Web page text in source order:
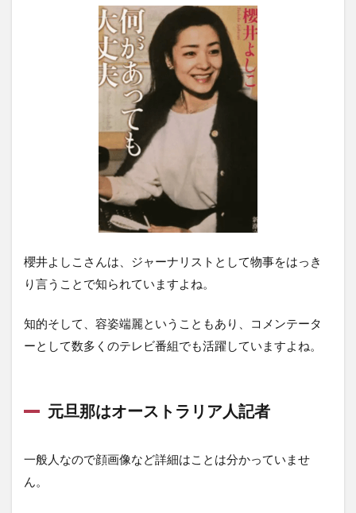
櫻井よしこさんは、ジャーナリストとして物事をはっき
り言うことで知られていますよね。
知的そして、容姿端麗ということもあり、コメンテータ
ーとして数多くのテレビ番組でも活躍していますよね。
元旦那はオーストラリア人記者
一般人なので顔画像など詳細はことは分かっていませ
ん。